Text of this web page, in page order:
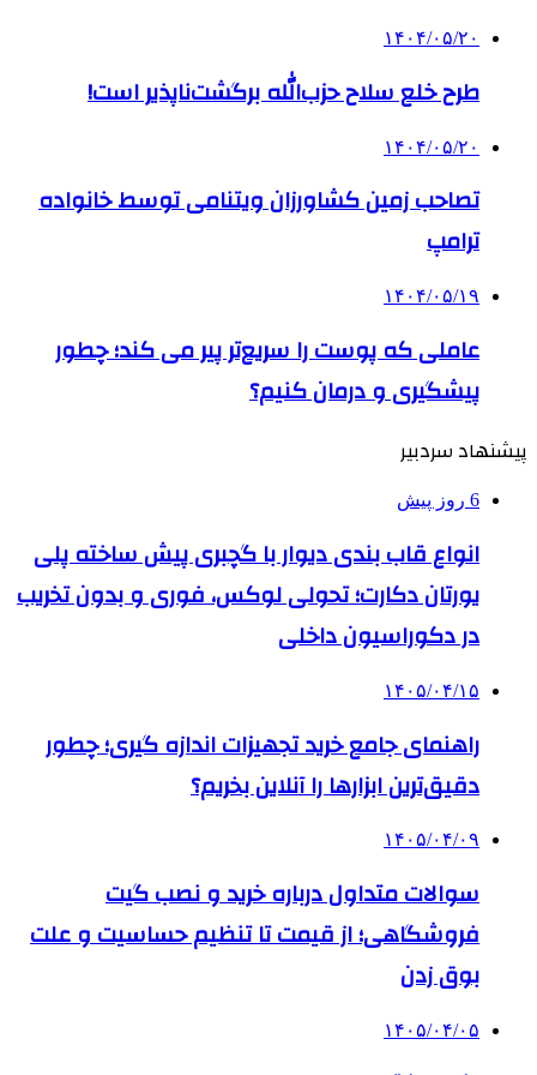
۱۴۰۴/۰۵/۲۰
طرح خلع سلاح حزب‌الله برگشت‌ناپذیر است!
۱۴۰۴/۰۵/۲۰
تصاحب زمین کشاورزان ویتنامی توسط خانواده
ترامپ
۱۴۰۴/۰۵/۱۹
عاملی که پوست را سریع‌تر پیر می کند؛ چطور
پیشگیری و درمان کنیم؟
پیشنهاد سردبیر
6 روز پیش
انواع قاب بندی دیوار با گچبری پیش ساخته پلی
یورتان دکارت؛ تحولی لوکس، فوری و بدون تخریب
در دکوراسیون داخلی
۱۴۰۵/۰۴/۱۵
راهنمای جامع خرید تجهیزات اندازه گیری؛ چطور
دقیق‌ترین ابزارها را آنلاین بخریم؟
۱۴۰۵/۰۴/۰۹
سوالات متداول درباره خرید و نصب گیت
فروشگاهی؛ از قیمت تا تنظیم حساسیت و علت
بوق زدن
۱۴۰۵/۰۴/۰۵